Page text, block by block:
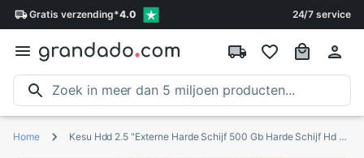
Gratis verzending*4.0 24/7 service
Home Kesu Hdd 2.5 "Externe Harde Schijf 500 Gb Harde Schijf Hd Externo Disco Duro Externe Draagbare Harde Schijf Voor pc, mac, Desktop,Laptop